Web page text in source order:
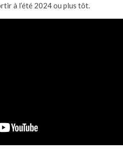
à l’été 2024 ou plus tôt.